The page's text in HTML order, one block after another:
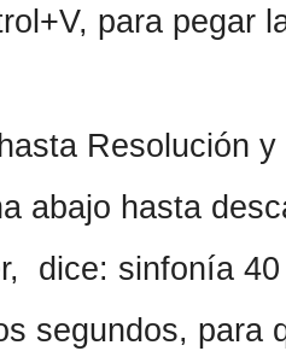
para pegar
Resolución
abajo hasta
dice: sinfonía
segundos,